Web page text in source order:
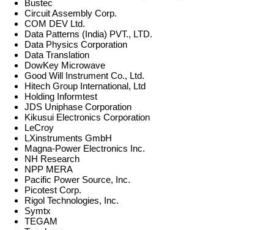
Bustec
Circuit Assembly Corp.
COM DEV Ltd.
Data Patterns (India) PVT., LTD.
Data Physics Corporation
Data Translation
DowKey Microwave
Good Will Instrument Co., Ltd.
Hitech Group International, Ltd
Holding Informtest
JDS Uniphase Corporation
Kikusui Electronics Corporation
LeCroy
LXinstruments GmbH
Magna-Power Electronics Inc.
NH Research
NPP MERA
Pacific Power Source, Inc.
Picotest Corp.
Rigol Technologies, Inc.
Symtx
TEGAM